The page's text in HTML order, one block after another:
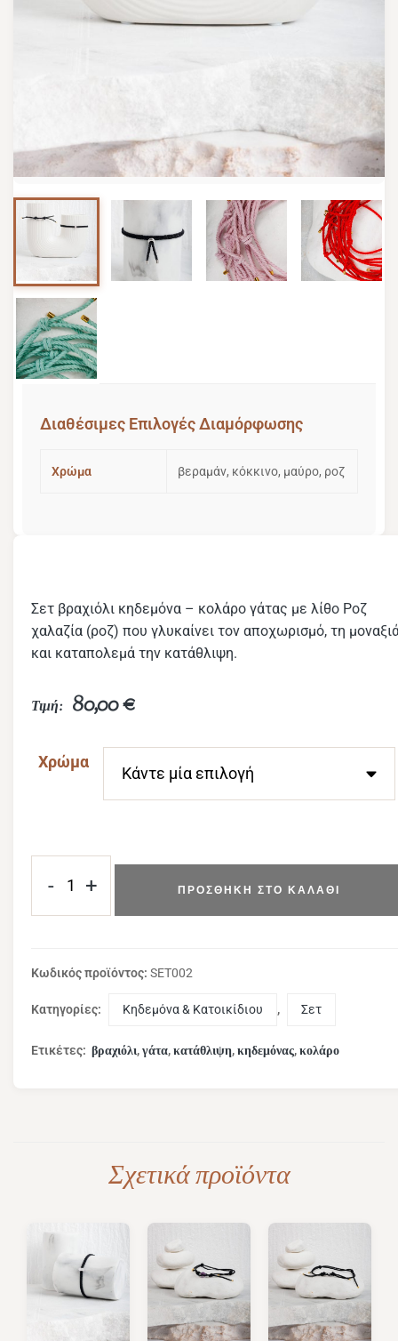
Image 1 of 5
Διαθέσιμες Επιλογές Διαμόρφωσης
Χρώμα βεραμάν, κόκκινο, μαύρο, ροζ
80,00€
Σετ βραχιόλι κηδεμόνα – κολάρο γάτας με λίθο Ροζ
χαλαζία (ροζ) που γλυκαίνει τον αποχωρισμό, τη
και καταπολεμά την κατάθλιψη.
Χρώμα
- + ΠΡΟΣΘΉΚΗ ΣΤΟ ΚΑΛΆΘΙ
Κωδικός προϊόντος: SET002
Κατηγορίες: Κηδεμόνα & Κατοικίδιου , Σετ
Ετικέτες: βραχιόλι,γάτα,κατάθλιψη,κηδεμόνας,κολάρο
Σχετικά προϊόντα